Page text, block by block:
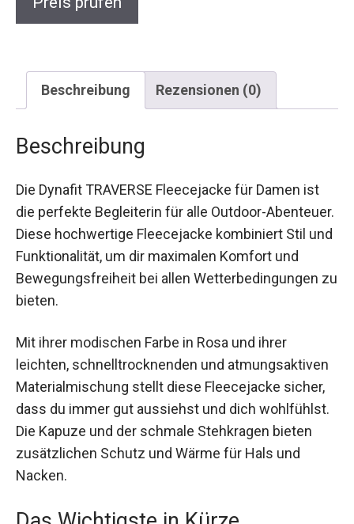
Beschreibung Rezensionen (0)
Beschreibung
die perfekte Begleiterin für alle Outdoor-
Abenteuer. Diese hochwertige Fleecejacke
kombiniert Stil und Funktionalität, um dir
maximalen Komfort und Bewegungsfreiheit bei
allen Wetterbedingungen zu bieten.
leichten, schnelltrocknenden und
atmungsaktiven Materialmischung stellt diese
Fleecejacke sicher, dass du immer gut aussiehst
und dich wohlfühlst. Die Kapuze und der schmale
Stehkragen bieten zusätzlichen Schutz und
Wärme für Hals und Nacken.
Das Wichtigste in Kürze